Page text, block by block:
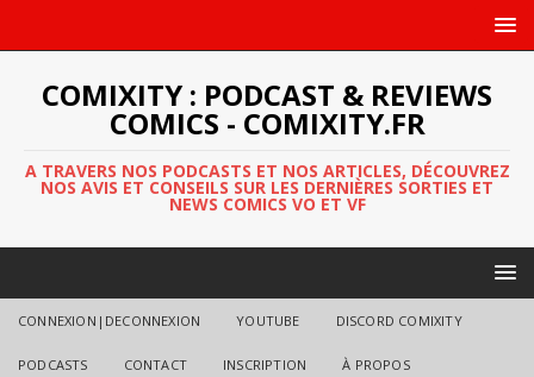
COMIXITY : PODCAST & REVIEWS
COMICS - COMIXITY.FR
A TRAVERS NOS PODCASTS ET NOS ARTICLES, DÉCOUVREZ
NOS AVIS ET CONSEILS SUR LES DERNIÈRES SORTIES ET
NEWS COMICS VO ET VF
CONNEXION|DECONNEXION YOUTUBE DISCORD COMIXITY
PODCASTS CONTACT INSCRIPTION À PROPOS